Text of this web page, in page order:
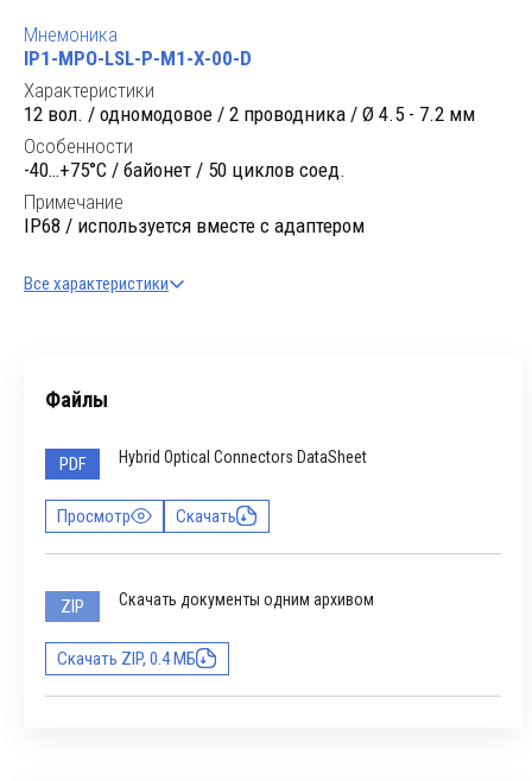
Мнемоника
IP1-MPO-LSL-P-M1-X-00-D
Характеристики
12 вол. / одномодовое / 2 проводника / Ø 4.5 - 7.2 мм
Особенности
-40…+75°C / байонет / 50 циклов соед.
Примечание
IP68 / используется вместе с адаптером
Все характеристики
Файлы
PDF Hybrid Optical Connectors DataSheet
Просмотр Скачать
ZIP Скачать документы одним архивом
Скачать ZIP, 0.4 МБ